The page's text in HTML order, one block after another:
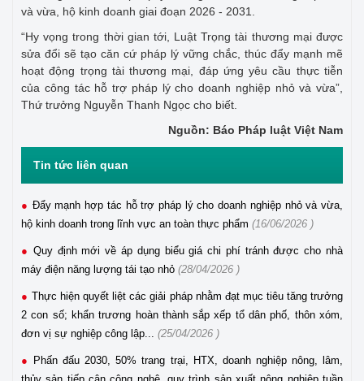
và vừa, hộ kinh doanh giai đoạn 2026 - 2031.
“Hy vọng trong thời gian tới, Luật Trọng tài thương mại được
sửa đổi sẽ tạo căn cứ pháp lý vững chắc, thúc đẩy mạnh mẽ
hoạt động trọng tài thương mại, đáp ứng yêu cầu thực tiễn
của công tác hỗ trợ pháp lý cho doanh nghiệp nhỏ và vừa”,
Thứ trưởng Nguyễn Thanh Ngọc cho biết.
Nguồn: Báo Pháp luật Việt Nam
Tin tức liên quan
Đẩy mạnh hợp tác hỗ trợ pháp lý cho doanh nghiệp nhỏ và vừa,
hộ kinh doanh trong lĩnh vực an toàn thực phẩm (16/06/2026 )
Quy định mới về áp dụng biểu giá chi phí tránh được cho nhà
máy điện năng lượng tái tạo nhỏ (28/04/2026 )
Thực hiện quyết liệt các giải pháp nhằm đạt mục tiêu tăng trưởng
2 con số; khẩn trương hoàn thành sắp xếp tổ dân phố, thôn xóm,
đơn vị sự nghiệp công lập... (25/04/2026 )
Phấn đấu 2030, 50% trang trại, HTX, doanh nghiệp nông, lâm,